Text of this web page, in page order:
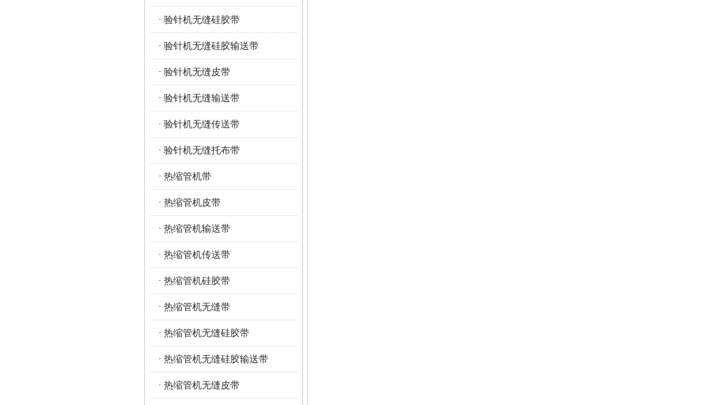
· 验针机无缝硅胶带
· 验针机无缝硅胶输送带
· 验针机无缝皮带
· 验针机无缝输送带
· 验针机无缝传送带
· 验针机无缝托布带
· 热缩管机带
· 热缩管机皮带
· 热缩管机输送带
· 热缩管机传送带
· 热缩管机硅胶带
· 热缩管机无缝带
· 热缩管机无缝硅胶带
· 热缩管机无缝硅胶输送带
· 热缩管机无缝皮带